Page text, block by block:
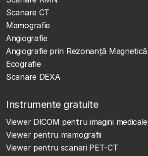
Scanare CT
Mamografie
Angiografie
Angiografie prin Rezonanță Magnetică
Ecografie
Scanare DEXA
Instrumente gratuite
Viewer DICOM pentru imagini medicale
Viewer pentru mamografii
Viewer pentru scanari PET-CT